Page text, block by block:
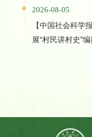
2026-08-05
【中国社会科学
展“村民讲村史”